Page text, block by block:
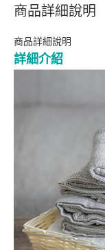
商品詳細說明
商品詳細說明
詳細介紹